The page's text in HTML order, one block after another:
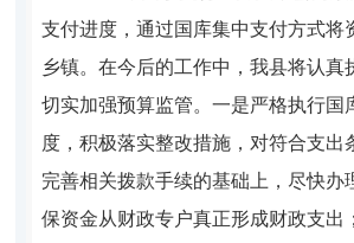
支付进度，通过国库集中支付方式将
乡镇。在今后的工作中，我县将认真
切实加强预算监管。 一是严格执行国
度，积极落实整改措施，对符合支出
完善相关拨款手续的基础上，尽快办
保资金从财政专户真正形成财政支出；